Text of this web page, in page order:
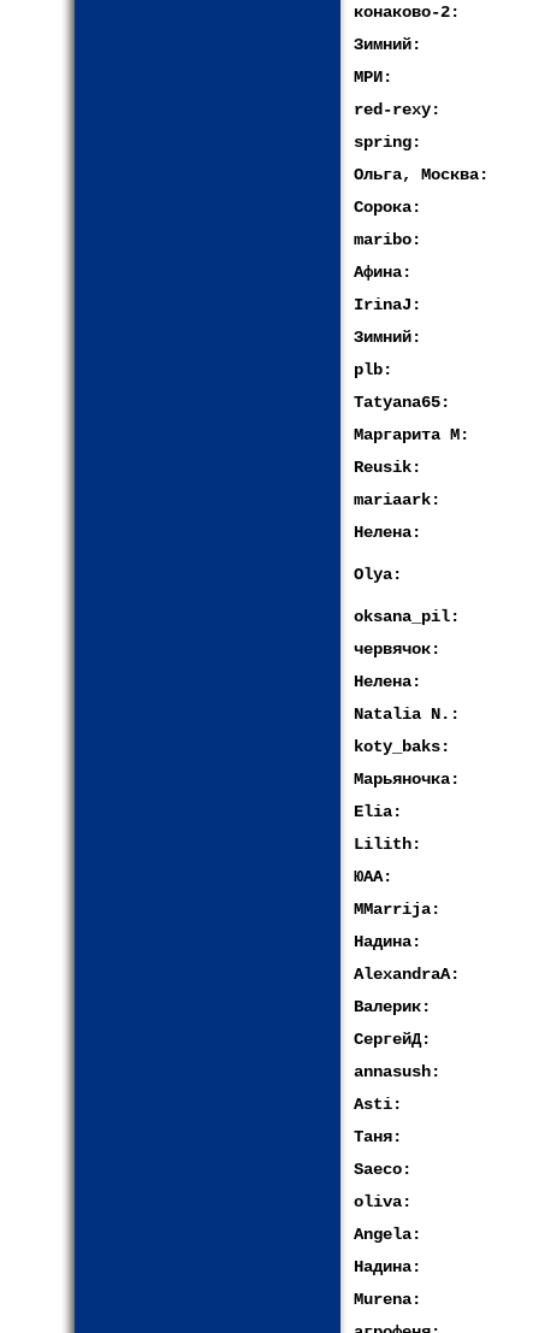
конаково-2:
Зимний:
МРИ:
red-rexy:
spring:
Ольга, Москва:
Сорока:
maribo:
Афина:
IrinaJ:
Зимний:
plb:
Tatyana65:
Маргарита М:
Reusik:
mariaark:
Нелена:
Olya:
oksana_pil:
червячок:
Нелена:
Natalia N.:
koty_baks:
Марьяночка:
Elia:
Lilith:
ЮАА:
MMarrija:
Надина:
AlexandraA:
Валерик:
СергейД:
annasush:
Asti:
Таня:
Saeco:
oliva:
Angela:
Надина:
Murena: